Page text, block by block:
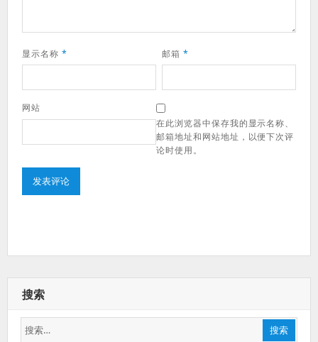
显示名称 * 邮箱 *
网站
在此浏览器中保存我的显示名称、
邮箱地址和网站地址，以便下次评
论时使用。
搜索
搜
搜索